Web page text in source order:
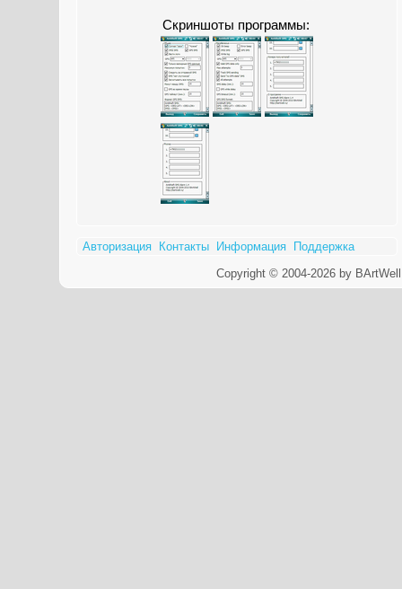
Скриншоты программы:
Авторизация Контакты Информация
Поддержка
Copyright © 2004-2026 by BArtWell